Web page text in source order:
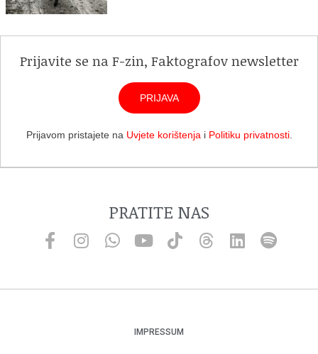
Prijavite se na F-zin, Faktografov newsletter
PRIJAVA
Prijavom pristajete na Uvjete korištenja i Politiku privatnosti.
PRATITE NAS
IMPRESSUM